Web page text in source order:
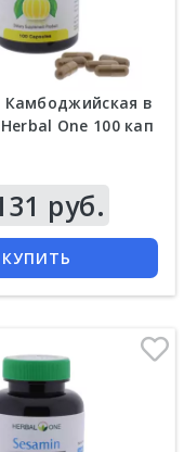
Камбоджийская в
One 100 кап
руб.
КУПИТЬ